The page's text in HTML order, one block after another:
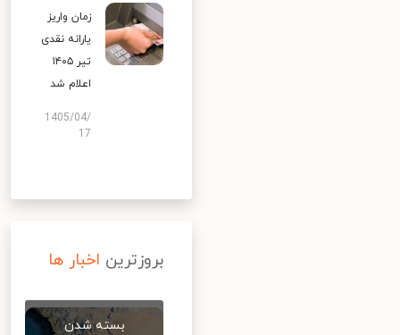
زمان واریز
یارانه نقدی
تیر ۱۴۰۵
اعلام شد
1405/04/
17
بروزترین اخبار ها
بسته شدن